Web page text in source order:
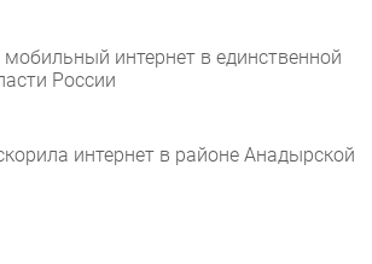
интернет в единственной
России
интернет в районе Анадырской